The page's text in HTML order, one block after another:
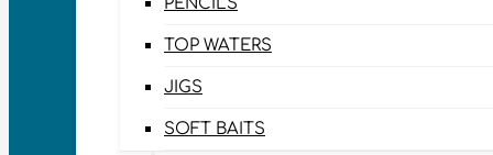
PENCILS
TOP WATERS
JIGS
SOFT BAITS